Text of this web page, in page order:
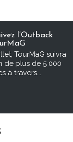
l’Outback
TourMaG suivra
de plus de 5 000
à travers...